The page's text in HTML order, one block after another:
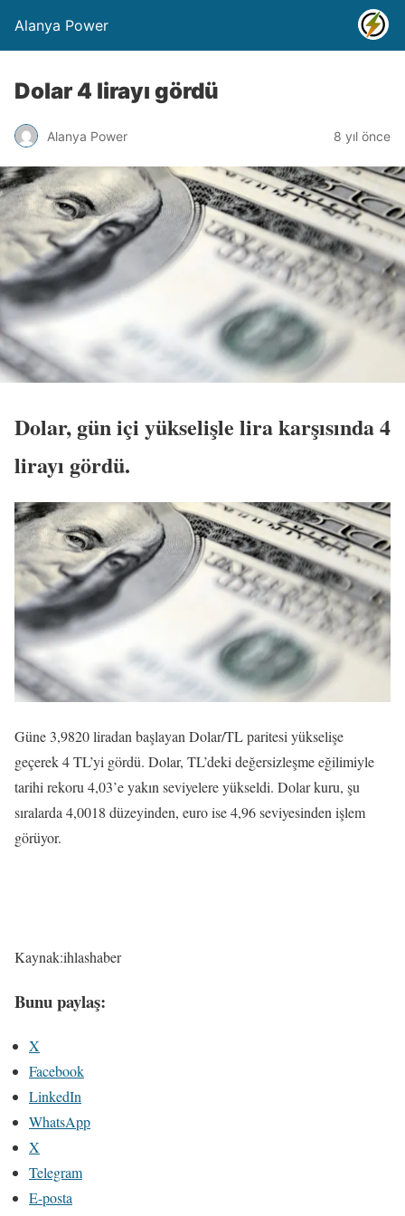
Alanya Power
Dolar 4 lirayı gördü
Alanya Power 8 yıl önce
Dolar, gün içi yükselişle lira karşısında 4
lirayı gördü.
Güne 3,9820 liradan başlayan Dolar/TL paritesi yükselişe
geçerek 4 TL’yi gördü. Dolar, TL’deki değersizleşme eğilimiyle
tarihi rekoru 4,03’e yakın seviyelere yükseldi. Dolar kuru, şu
sıralarda 4,0018 düzeyinden, euro ise 4,96 seviyesinden işlem
görüyor.
Kaynak:ihlashaber
Bunu paylaş:
X
Facebook
LinkedIn
WhatsApp
X
Telegram
E-posta